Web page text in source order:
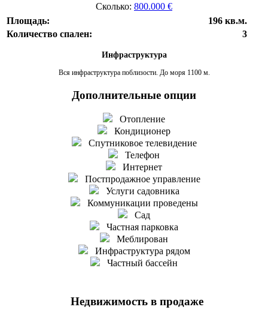
Сколько: 800.000 €
Площадь:
196 кв.м.
Количество спален:
3
Инфраструктура
Вся инфраструктура поблизости. До моря 1100 м.
Дополнительные опции
Отопление
Кондиционер
Спутниковое телевидение
Телефон
Интернет
Постпродажное управление
Услуги садовника
Коммуникации проведены
Сад
Частная парковка
Меблирован
Инфраструктура рядом
Частный бассейн
Недвижимость в продаже